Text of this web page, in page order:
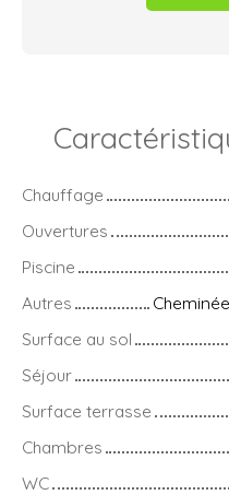
Chauffage
Ouvertures
Piscine
Autres
Surface au sol
Séjour
Surface terrasse
Chambres
WC